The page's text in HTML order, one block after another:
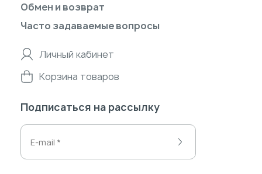
Обмен и возврат
Часто задаваемые вопросы
Личный кабинет
Корзина товаров
Подписаться на рассылку